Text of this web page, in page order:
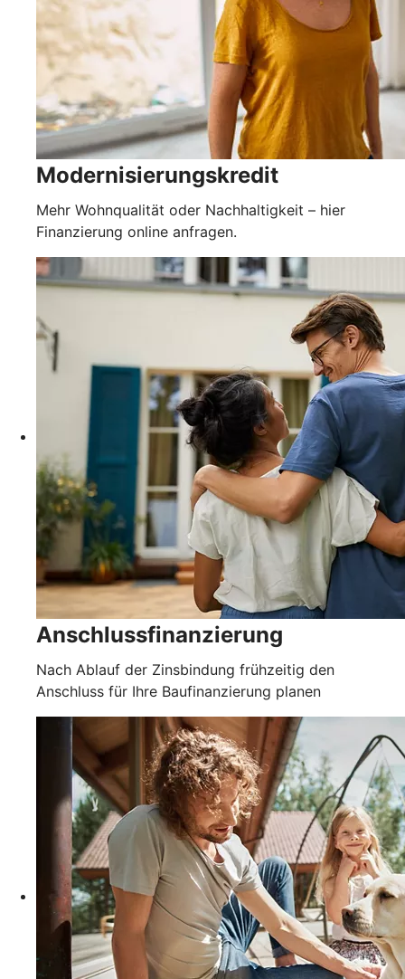
Modernisierungskredit
Mehr Wohnqualität oder Nachhaltigkeit – hier
Finanzierung online anfragen.
Anschlussfinanzierung
Nach Ablauf der Zinsbindung frühzeitig den
Anschluss für Ihre Baufinanzierung planen